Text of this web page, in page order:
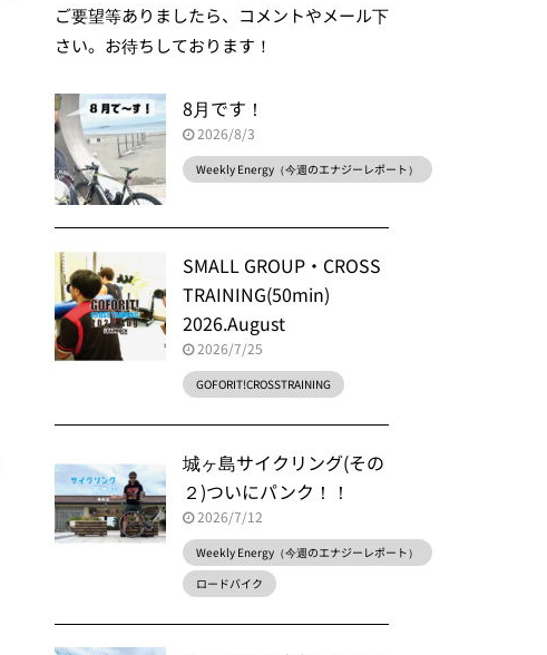
ご要望等ありましたら、コメントやメール下
さい。お待ちしております！
8月です！
2026/8/3
Weekly Energy（今週のエナジーレポート）
SMALL GROUP・CROSS
TRAINING(50min)
2026.August
2026/7/25
GOFORIT!CROSSTRAINING
城ヶ島サイクリング(その
２)ついにパンク！！
2026/7/12
Weekly Energy（今週のエナジーレポート）
ロードバイク